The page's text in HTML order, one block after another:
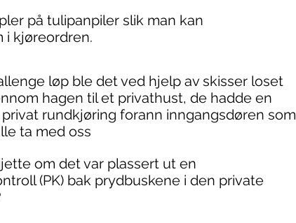
på tulipanpiler slik man kan
i kjøreordren.
løp ble det ved hjelp av skisser loset
hagen til et privathust, de hadde en
rundkjøring forann inngangsdøren som
ta med oss
om det var plassert ut en
(PK) bak prydbuskene i den private